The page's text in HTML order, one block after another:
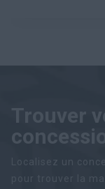
Trouver
Localisez un
pour trouver la